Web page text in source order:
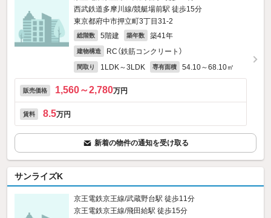
西武鉄道多摩川線/競艇場前駅 徒歩15分
東京都府中市押立町3丁目31-2
総階数 5階建 築年数 築41年
建物構造 RC（鉄筋コンクリート）
間取り 1LDK～3LDK 専有面積 54.10～68.10㎡
販売価格 1,560～2,780万円
賃料 8.5万円
新着の物件の通知を受け取る
サンライズK
京王電鉄京王線/武蔵野台駅 徒歩11分
京王電鉄京王線/飛田給駅 徒歩15分